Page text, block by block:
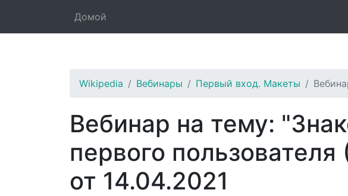
Домой
Wikipedia Вебинары Первый вход. Макеты
Вебинар на тему:
первого
от 14.04.2021